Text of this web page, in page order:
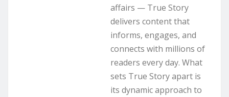
affairs — True Story
delivers content that
informs, engages, and
connects with millions of
readers every day. What
sets True Story apart is
its dynamic approach to